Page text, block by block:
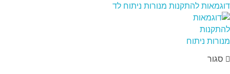
דוגמאות להתקנות מנורות ניתוח לד
סגור